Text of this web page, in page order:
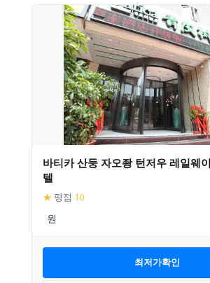
바티카 산둥 자오좡 턴저우 레일웨
텔
★ 평점 10
최저가확인